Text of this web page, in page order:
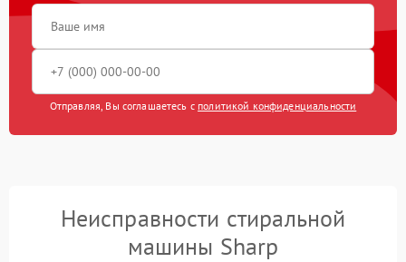
Отправляя, Вы соглашаетесь с политикой конфиденциальности
Неисправности стиральной
машины Sharp